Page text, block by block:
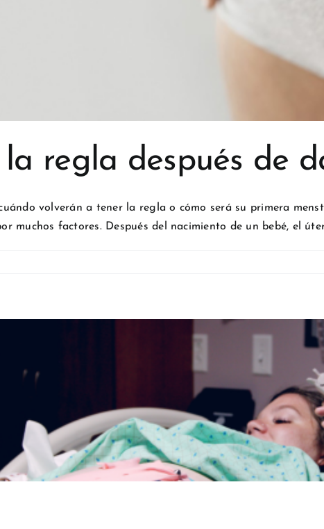
regla después de
volverán a tener la regla o cómo será su primera
muchos factores. Después del nacimiento de un bebé, el